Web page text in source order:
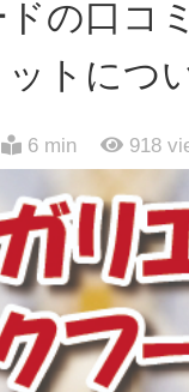
の口コ
トにつ
6 min 918